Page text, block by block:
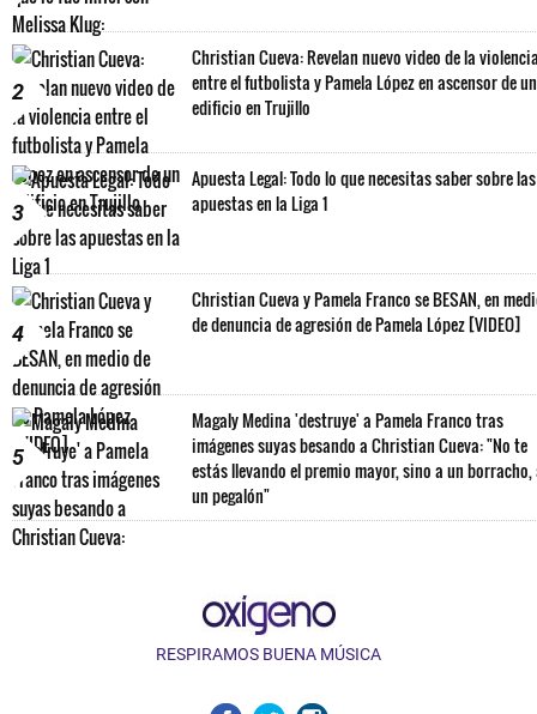
2
Christian Cueva: Revelan nuevo video de la
entre el futbolista y Pamela López en ascensor de un
edificio en Trujillo
3
Apuesta Legal: Todo lo que necesitas saber sobre las
apuestas en la Liga 1
4
Christian Cueva y Pamela Franco se BESAN, en
de denuncia de agresión de Pamela López [VIDEO]
5
Magaly Medina 'destruye' a Pamela Franco tras
imágenes suyas besando a Christian Cueva: "No te
estás llevando el premio mayor, sino a un borracho,
un pegalón"
RESPIRAMOS BUENA MÚSICA